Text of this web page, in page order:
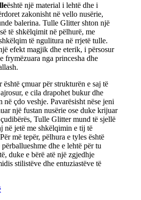
është një material i lehtë dhe i
zakonisht në vello nusërie,
balerina. Tulle Glitter shton një
të shkëlqimit në pëlhurë, me
të ngulitura në rrjetë tulle.
efekt magjik dhe eterik, i përsosur
frymëzuara nga princesha dhe
çmuar për strukturën e saj të
e cila drapohet bukur dhe
në çdo veshje. Pavarësisht nëse jeni
një fustan nusërie ose duke krijuar
Tulle Glitter mund të sjellë
në jetë me shkëlqimin e tij të
më tepër, pëlhura e tyles është
dhe e lehtë për tu
duke e bërë atë një zgjedhje
stilistëve dhe entuziastëve të